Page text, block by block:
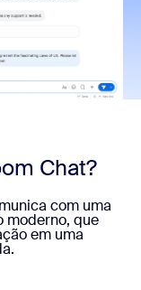
Chat?
com uma
moderno, que
em uma